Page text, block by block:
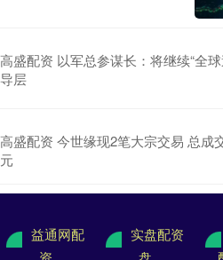
高盛配资 以军总参谋长：将继续“全
导层
高盛配资 今世缘现2笔大宗交易 总成
元
益通网配
实盘配资